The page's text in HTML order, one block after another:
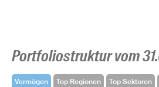
Portfoliostruktur vom
Vermögen Top Regionen Top Sektoren